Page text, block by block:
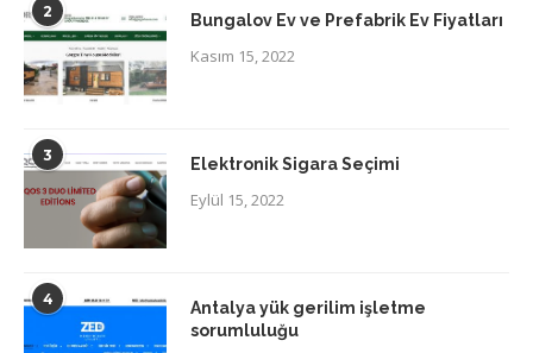
2 Bungalov Ev ve Prefabrik Ev Fiyatları
Kasım 15, 2022
3 Elektronik Sigara Seçimi
Eylül 15, 2022
4
Antalya yük gerilim işletme
sorumluluğu